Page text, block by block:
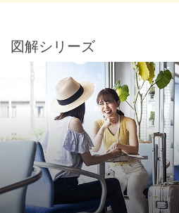
図解シリーズ